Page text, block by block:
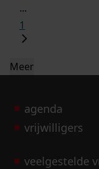
...
1
Meer
agenda
vrijwilligers
veelgestelde